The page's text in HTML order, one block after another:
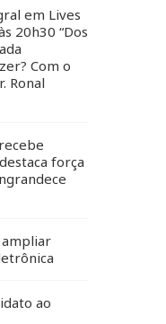
em Lives
20h30 “Dos
Com o
Ronal
força
ampliar
ao